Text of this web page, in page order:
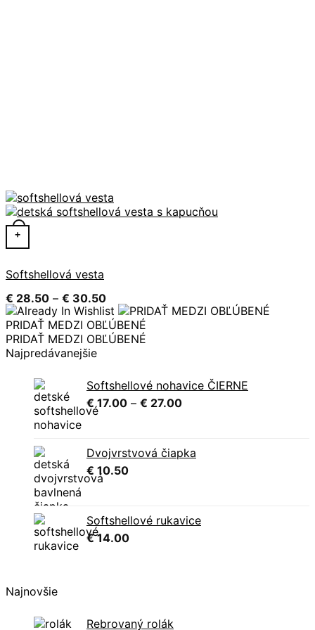
+
Tento produkt má viacero variantov. Možnosti si môžete
Softshellová vesta
€ 28.50 – € 30.50Price
range:
€ 28.50
through
€ 30.50
PRIDAŤ MEDZI OBĽÚBENÉ
PRIDAŤ MEDZI OBĽÚBENÉ
Najpredávanejšie
Softshellové nohavice ČIERNE
€17.00 – € 27.00Price
through
€ 27.00
Dvojvrstvová čiapka
€ 10.50
Softshellové rukavice
€14.00
Najnovšie
Rebrovaný rolák